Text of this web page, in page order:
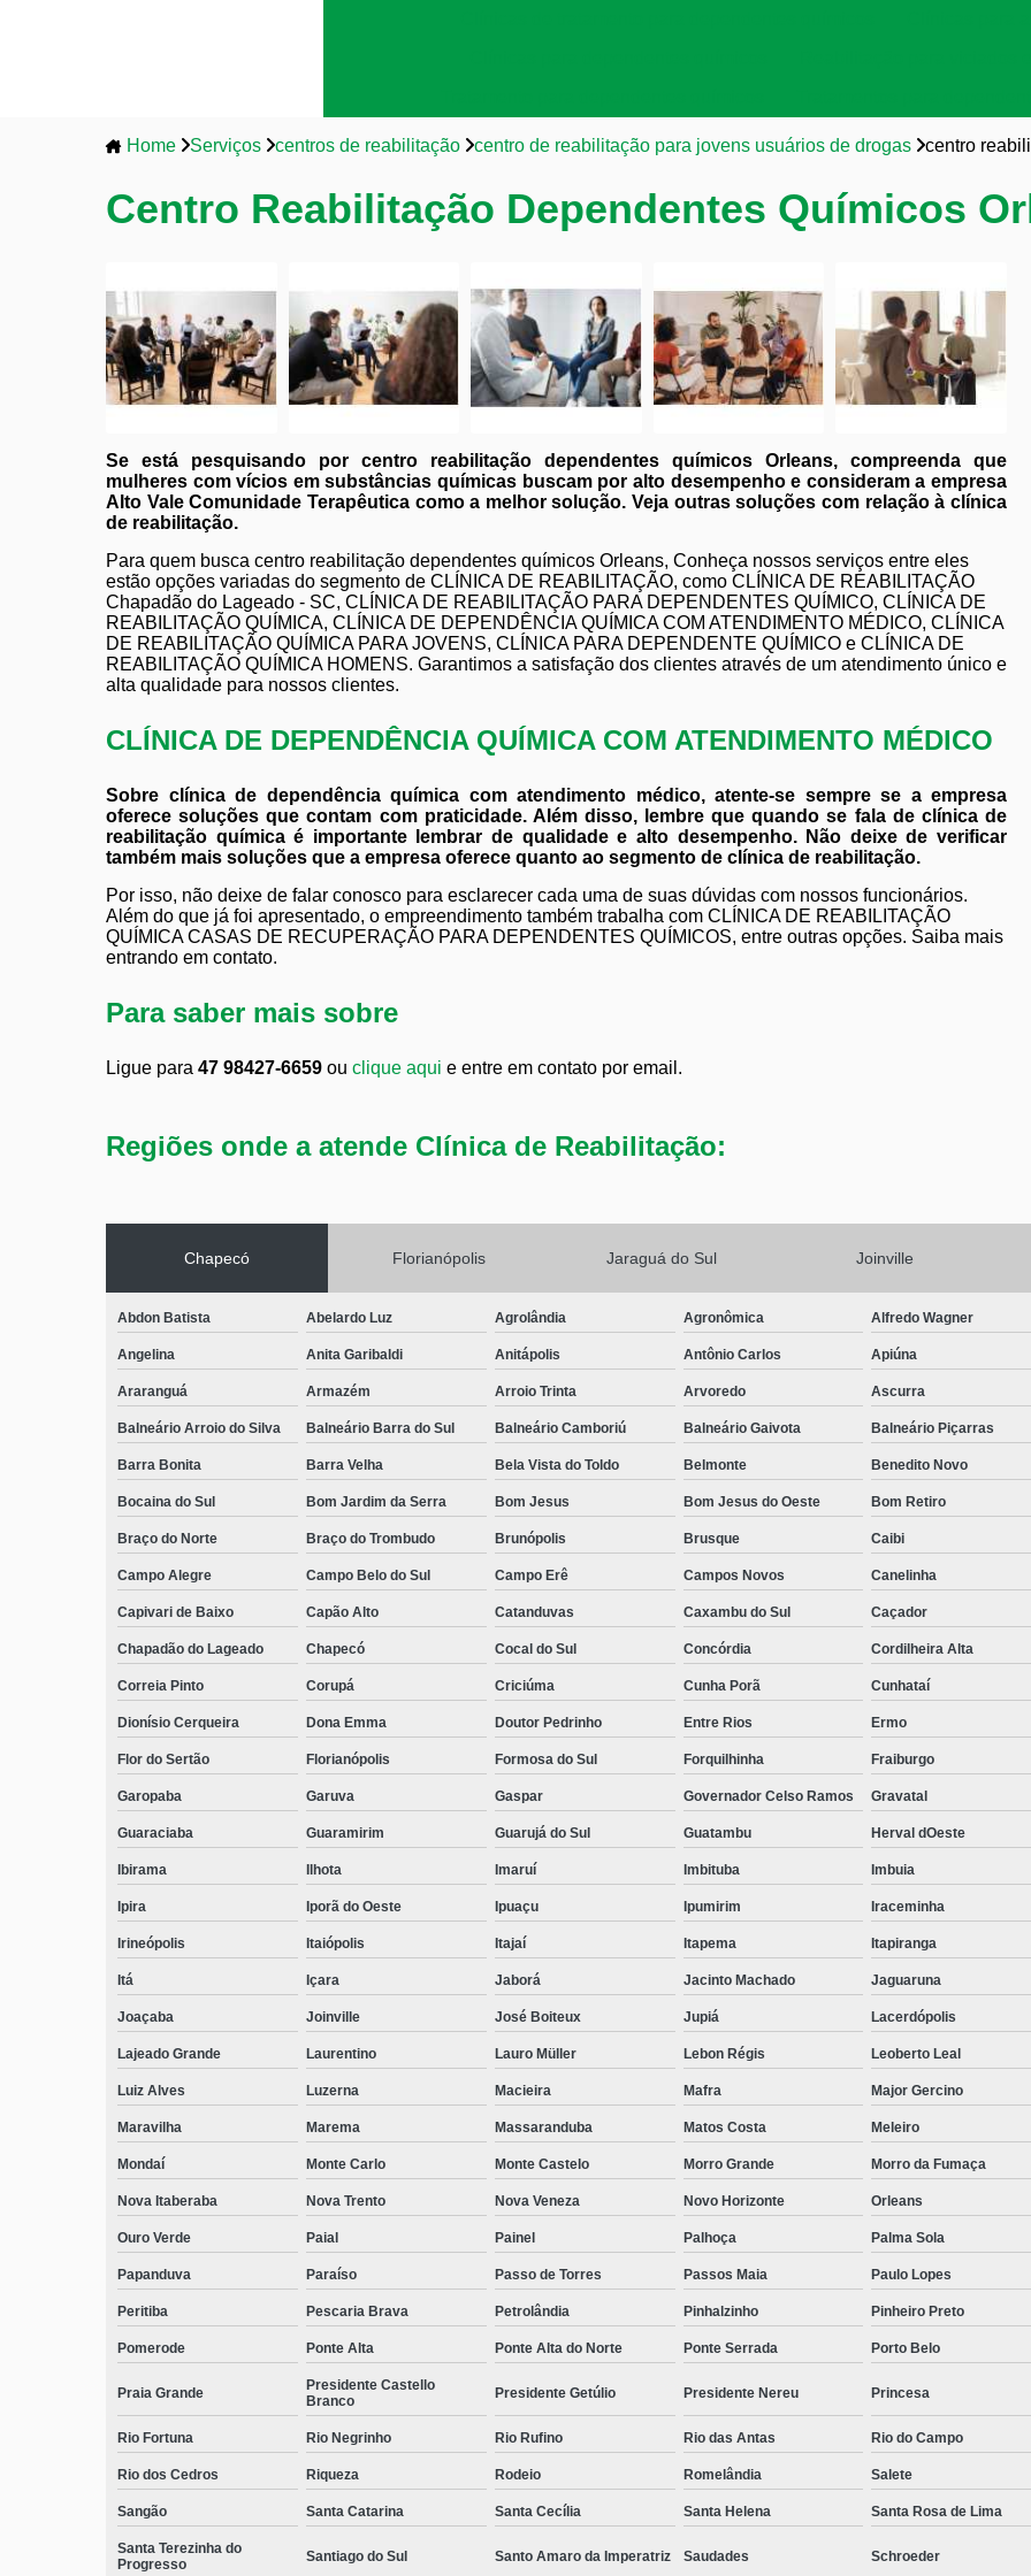
Home Serviços centros de reabilitação centro de reabilitação para jovens usuários de drogas centro
Centro Reabilitação Dependentes Químicos
Se está pesquisando por centro reabilitação dependentes químicos Orleans, compreenda que
mulheres com vícios em substâncias químicas buscam por alto desempenho e consideram a empresa
Alto Vale Comunidade Terapêutica como a melhor solução. Veja outras soluções com relação à clínica
de reabilitação.
Para quem busca centro reabilitação dependentes químicos Orleans, Conheça nossos serviços entre eles
estão opções variadas do segmento de CLÍNICA DE REABILITAÇÃO, como CLÍNICA DE REABILITAÇÃO
Chapadão do Lageado - SC, CLÍNICA DE REABILITAÇÃO PARA DEPENDENTES QUÍMICO, CLÍNICA DE
REABILITAÇÃO QUÍMICA, CLÍNICA DE DEPENDÊNCIA QUÍMICA COM ATENDIMENTO MÉDICO, CLÍNICA
DE REABILITAÇÃO QUÍMICA PARA JOVENS, CLÍNICA PARA DEPENDENTE QUÍMICO e CLÍNICA DE
REABILITAÇÃO QUÍMICA HOMENS. Garantimos a satisfação dos clientes através de um atendimento único e
alta qualidade para nossos clientes.
CLÍNICA DE DEPENDÊNCIA QUÍMICA COM ATENDIMENTO MÉDICO
Sobre clínica de dependência química com atendimento médico, atente-se sempre se a empresa
oferece soluções que contam com praticidade. Além disso, lembre que quando se fala de clínica de
reabilitação química é importante lembrar de qualidade e alto desempenho. Não deixe de verificar
também mais soluções que a empresa oferece quanto ao segmento de clínica de reabilitação.
Por isso, não deixe de falar conosco para esclarecer cada uma de suas dúvidas com nossos funcionários.
Além do que já foi apresentado, o empreendimento também trabalha com CLÍNICA DE REABILITAÇÃO
QUÍMICA CASAS DE RECUPERAÇÃO PARA DEPENDENTES QUÍMICOS, entre outras opções. Saiba mais
entrando em contato.
Para saber mais sobre
Ligue para 47 98427-6659 ou clique aqui e entre em contato por email.
Regiões onde a atende Clínica de Reabilitação:
Chapecó Florianópolis Jaraguá do Sul Joinville
Abdon Batista Abelardo Luz Agrolândia Agronômica Alfredo Wagner
Angelina Anita Garibaldi Anitápolis Antônio Carlos Apiúna
Araranguá Armazém Arroio Trinta Arvoredo Ascurra
Balneário Arroio do Silva Balneário Barra do Sul Balneário Camboriú Balneário Gaivota Balneário Piçarras
Barra Bonita Barra Velha Bela Vista do Toldo Belmonte Benedito Novo
Bocaina do Sul Bom Jardim da Serra Bom Jesus Bom Jesus do Oeste Bom Retiro
Braço do Norte Braço do Trombudo Brunópolis Brusque Caibi
Campo Alegre Campo Belo do Sul Campo Erê Campos Novos Canelinha
Capivari de Baixo Capão Alto Catanduvas Caxambu do Sul Caçador
Chapadão do Lageado Chapecó Cocal do Sul Concórdia Cordilheira Alta
Correia Pinto Corupá Criciúma Cunha Porã Cunhataí
Dionísio Cerqueira Dona Emma Doutor Pedrinho Entre Rios Ermo
Flor do Sertão Florianópolis Formosa do Sul Forquilhinha Fraiburgo
Garopaba Garuva Gaspar Governador Celso Ramos Gravatal
Guaraciaba Guaramirim Guarujá do Sul Guatambu Herval dOeste
Ibirama Ilhota Imaruí Imbituba Imbuia
Ipira Iporã do Oeste Ipuaçu Ipumirim Iraceminha
Irineópolis Itaiópolis Itajaí Itapema Itapiranga
Itá Içara Jaborá Jacinto Machado Jaguaruna
Joaçaba Joinville José Boiteux Jupiá Lacerdópolis
Lajeado Grande Laurentino Lauro Müller Lebon Régis Leoberto Leal
Luiz Alves Luzerna Macieira Mafra Major Gercino
Maravilha Marema Massaranduba Matos Costa Meleiro
Mondaí Monte Carlo Monte Castelo Morro Grande Morro da Fumaça
Nova Itaberaba Nova Trento Nova Veneza Novo Horizonte Orleans
Ouro Verde Paial Painel Palhoça Palma Sola
Papanduva Paraíso Passo de Torres Passos Maia Paulo Lopes
Peritiba Pescaria Brava Petrolândia Pinhalzinho Pinheiro Preto
Pomerode Ponte Alta Ponte Alta do Norte Ponte Serrada Porto Belo
Praia Grande
Presidente Castello
Branco
Presidente Getúlio Presidente Nereu Princesa
Rio Fortuna Rio Negrinho Rio Rufino Rio das Antas Rio do Campo
Rio dos Cedros Riqueza Rodeio Romelândia Salete
Sangão Santa Catarina Santa Cecília Santa Helena Santa Rosa de Lima
Santa Terezinha do
Progresso
Santiago do Sul Santo Amaro da Imperatriz Saudades Schroeder